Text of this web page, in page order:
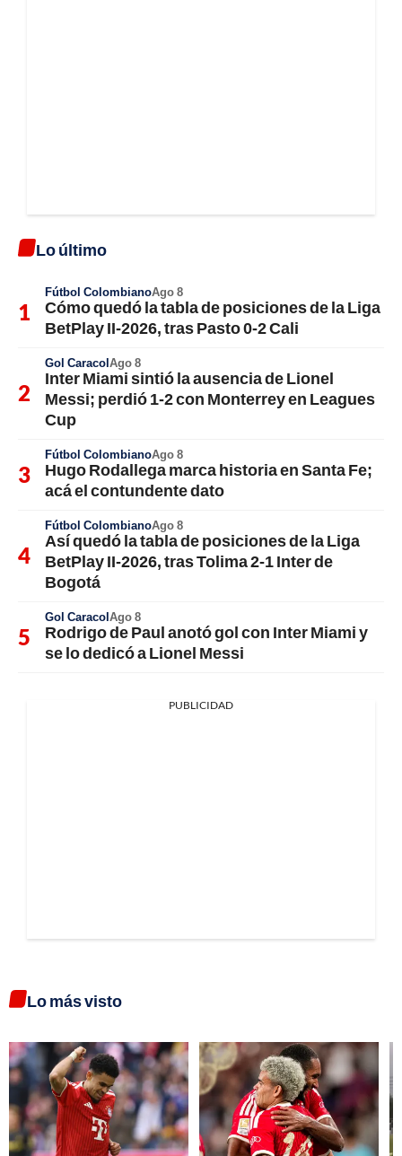
Lo último
Fútbol ColombianoAgo 8
Cómo quedó la tabla de posiciones de la Liga
BetPlay II-2026, tras Pasto 0-2 Cali
Gol CaracolAgo 8
Inter Miami sintió la ausencia de Lionel
Messi; perdió 1-2 con Monterrey en Leagues
Cup
Fútbol ColombianoAgo 8
Hugo Rodallega marca historia en Santa Fe;
acá el contundente dato
Fútbol ColombianoAgo 8
Así quedó la tabla de posiciones de la Liga
BetPlay II-2026, tras Tolima 2-1 Inter de
Bogotá
Gol CaracolAgo 8
Rodrigo de Paul anotó gol con Inter Miami y
se lo dedicó a Lionel Messi
PUBLICIDAD
Lo más visto